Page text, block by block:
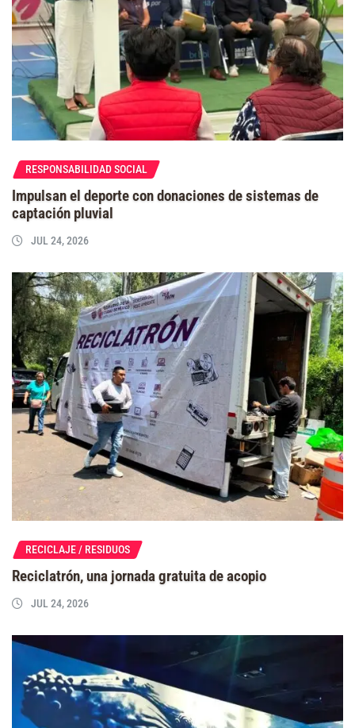
RESPONSABILIDAD SOCIAL
Impulsan el deporte con donaciones de sistemas de
captación pluvial
JUL 24, 2026
RECICLAJE / RESIDUOS
Reciclatrón, una jornada gratuita de acopio
JUL 24, 2026